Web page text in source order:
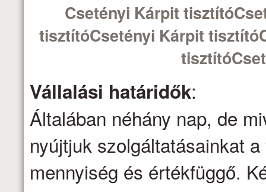
Csetényi Kárpit
tisztítóCsetényi Kárpit
Vállalási határidők:
Általában néhány nap, de
nyújtjuk szolgáltatásainkat
mennyiség és értékfüggő.